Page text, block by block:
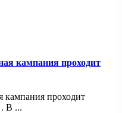
кампания проходит
кампания проходит
В ...